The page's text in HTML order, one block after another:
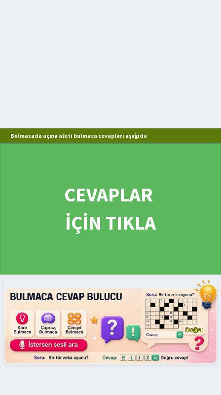
Bulmacada açma aleti bulmaca cevapları aşağıda
CEVAPLAR
İÇİN TIKLA